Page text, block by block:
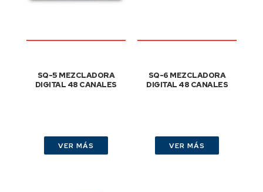
SQ-5 MEZCLADORA
DIGITAL 48 CANALES
VER MÁS
SQ-6 MEZCLADORA
DIGITAL 48 CANALES
VER MÁS